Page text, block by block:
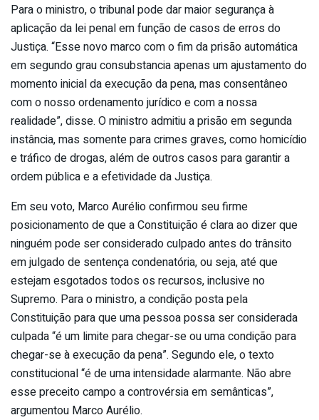
Para o ministro, o tribunal pode dar maior segurança à
aplicação da lei penal em função de casos de erros do
Justiça. “Esse novo marco com o fim da prisão automática
em segundo grau consubstancia apenas um ajustamento do
momento inicial da execução da pena, mas consentâneo
com o nosso ordenamento jurídico e com a nossa
realidade”, disse. O ministro admitiu a prisão em segunda
instância, mas somente para crimes graves, como homicídio
e tráfico de drogas, além de outros casos para garantir a
ordem pública e a efetividade da Justiça.
Em seu voto, Marco Aurélio confirmou seu firme
posicionamento de que a Constituição é clara ao dizer que
ninguém pode ser considerado culpado antes do trânsito
em julgado de sentença condenatória, ou seja, até que
estejam esgotados todos os recursos, inclusive no
Supremo. Para o ministro, a condição posta pela
Constituição para que uma pessoa possa ser considerada
culpada “é um limite para chegar-se ou uma condição para
chegar-se à execução da pena”. Segundo ele, o texto
constitucional “é de uma intensidade alarmante. Não abre
esse preceito campo a controvérsia em semânticas”,
argumentou Marco Aurélio.